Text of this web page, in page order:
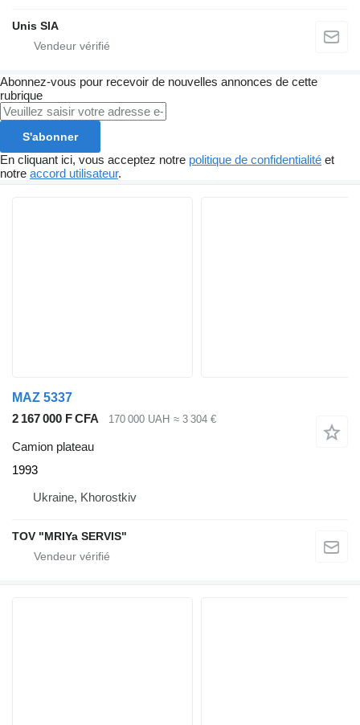
Unis SIA
Abonnez-vous pour recevoir de nouvelles annonces de cette
rubrique
S'abonner
En cliquant ici, vous acceptez notre politique de confidentialité et
notre accord utilisateur.
MAZ 5337
2 167 000 F CFA
170 000 UAH ≈ 3 304 €
Camion plateau
1993
Ukraine, Khorostkiv
TOV "MRIYa SERVIS"